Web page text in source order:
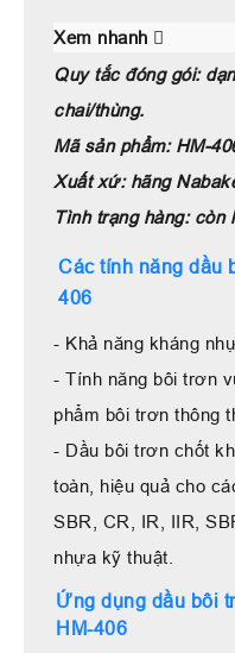
Xem nhanh
Quy tắc đóng gói:
chai/thùng.
Mã sản phẩm: HM-
Xuất xứ: hãng
Tình trạng hàng: còn
Các tính năng dầu
406
- Khả năng kháng
- Tính năng bôi trơn
phẩm bôi trơn thông
- Dầu bôi trơn chốt
toàn, hiệu quả cho
SBR, CR, IR, IIR,
nhựa kỹ thuật.
Ứng dụng dầu bôi
HM-406